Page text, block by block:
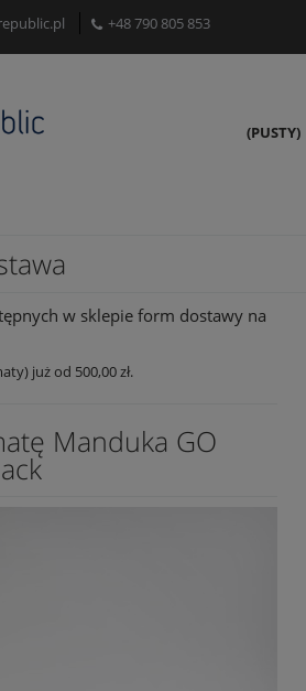
+48 790 805 853
(PUSTY)
w sklepie form dostawy na
już od 500,00 zł.
Manduka GO